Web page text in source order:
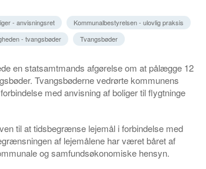
- anvisningsret
Kommunalbestyrelsen - ulovlig praksis
- tvangsbøder Tvangsbøder
en statsamtmands afgørelse om at pålægge 12
Tvangsbøderne vedrørte kommunens
med anvisning af boliger til flygtninge
til at tidsbegrænse lejemål i forbindelse med
af lejemålene har været båret af
og samfundsøkonomiske hensyn.